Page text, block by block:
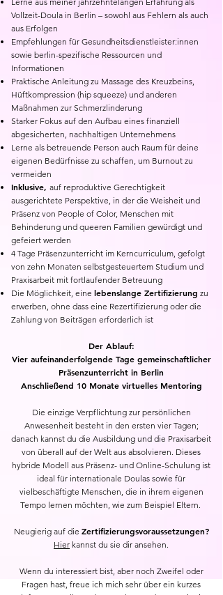
Vollzeit-Doula in Berlin – sowohl aus Fehlern als auch
aus Erfolgen
Empfehlungen für Gesundheitsdienstleister:innen
sowie berlin-spezifische Ressourcen und
Informationen
Praktische Anleitung zu Massage des Kreuzbeins,
Hüftkompression (hip squeeze) und anderen
Maßnahmen zur Schmerzlinderung
Starker Fokus auf den Aufbau eines finanziell
abgesicherten, nachhaltigen Unternehmens
Lerne als betreuende Person auch Raum für deine
eigenen Bedürfnisse zu schaffen, um Burnout zu
vermeiden
Inklusive, auf reproduktive Gerechtigkeit
ausgerichtete Perspektive, in der die Weisheit und
Präsenz von People of Color, Menschen mit
Behinderung und queeren Familien gewürdigt und
gefeiert werden
4 Tage Präsenzunterricht im Kerncurriculum, gefolgt
von zehn Monaten selbstgesteuertem Studium und
Praxisarbeit mit fortlaufender Betreuung
Die Möglichkeit, eine lebenslange Zertifizierung zu
erwerben, ohne dass eine Rezertifizierung oder die
Zahlung von Beiträgen erforderlich ist
Der Ablauf:
Vier aufeinanderfolgende Tage gemeinschaftlicher
Präsenzunterricht in Berlin
Anschließend 10 Monate virtuelles Mentoring
Die einzige Verpflichtung zur persönlichen
Anwesenheit besteht in den ersten vier Tagen;
danach kannst du die Ausbildung und die Praxisarbeit
von überall auf der Welt aus absolvieren. Dieses
hybride Modell aus Präsenz- und Online-Schulung ist
ideal für internationale Doulas sowie für
vielbeschäftigte Menschen, die in ihrem eigenen
Tempo lernen möchten, wie zum Beispiel Eltern.
Neugierig auf die Zertifizierungsvoraussetzungen?
Hier kannst du sie dir ansehen.​​​​​
Wenn du interessiert bist, aber noch Zweifel oder
Fragen hast, freue ich mich sehr über ein kurzes